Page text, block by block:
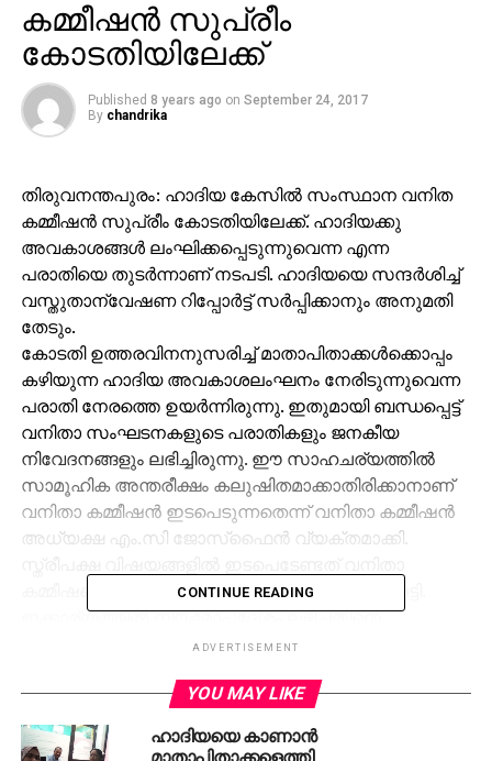
കമ്മീഷന്‍ സുപ്രീം
കോടതിയിലേക്ക്
Published 8 years ago on September 24, 2017
By chandrika
തിരുവനന്തപുരം: ഹാദിയ കേസില്‍ സംസ്ഥാന വനിത
കമ്മീഷന്‍ സുപ്രീം കോടതിയിലേക്ക്. ഹാദിയക്കു
അവകാശങ്ങള്‍ ലംഘിക്കപ്പെടുന്നുവെന്ന എന്ന
പരാതിയെ തുടര്‍ന്നാണ് നടപടി. ഹാദിയയെ സന്ദര്‍ശിച്ച്
വസ്തുതാന്വേഷണ റിപ്പോര്‍ട്ട് സര്‍പ്പിക്കാനും അനുമതി
തേടും.
കോടതി ഉത്തരവിനനുസരിച്ച് മാതാപിതാക്കള്‍ക്കൊപ്പം
കഴിയുന്ന ഹാദിയ അവകാശലംഘനം നേരിടുന്നുവെന്ന
പരാതി നേരത്തെ ഉയര്‍ന്നിരുന്നു. ഇതുമായി ബന്ധപ്പെട്ട്
വനിതാ സംഘടനകളുടെ പരാതികളും ജനകീയ
നിവേദനങ്ങളും ലഭിച്ചിരുന്നു. ഈ സാഹചര്യത്തില്‍
സാമൂഹിക അന്തരീക്ഷം കലുഷിതമാക്കാതിരിക്കാനാണ്
വനിതാ കമ്മീഷന്‍ ഇടപെടുന്നതെന്ന് വനിതാ കമ്മീഷന്‍
അധ്യക്ഷ എം.സി ജോസ്‌ഫൈന്‍ വ്യക്തമാക്കി.
കമ്മീഷന്റെ ചുമതലയാണെന്നും ഇവര്‍ ചൂണ്ടിക്കാട്ടി.
ഇക്കാര്യത്തില്‍ നിയമോപദേശം ലഭിച്ചതിന്റെ
അടിസ്ഥാനത്തില്‍ കൂടിയാണ് കോടതിയെ
RELATED TOPICS: HADIYA CASE
CONTINUE READING
ADVERTISEMENT
YOU MAY LIKE
ഹാദിയയെ കാണാന്‍
മാതാപിതാക്കളെത്തി